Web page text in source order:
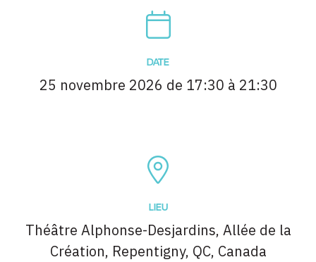
DATE
25 novembre 2026 de 17:30 à 21:30
LIEU
Théâtre Alphonse-Desjardins, Allée de la
Création, Repentigny, QC, Canada